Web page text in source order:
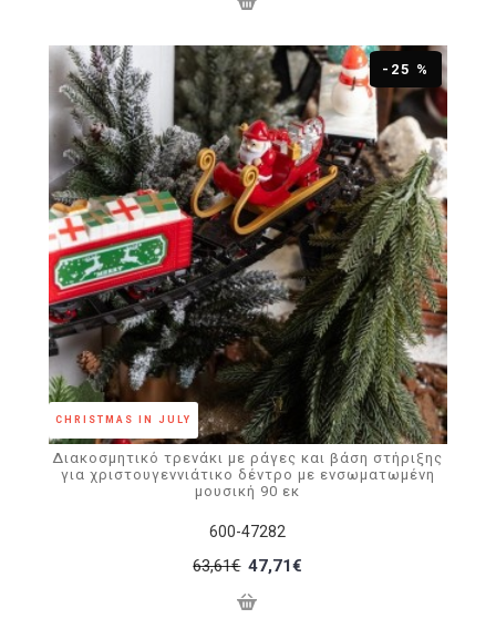
CHRISTMAS IN JULY
-25 %
600-47282
Διακοσμητικό τρενάκι με ράγες και βάση στήριξης
για χριστουγεννιάτικο δέντρο με ενσωματωμένη
μουσική 90 εκ
63,61€ 47,71€